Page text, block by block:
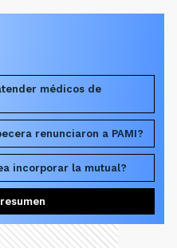
médicos de
renunciaron a PAMI?
incorporar la mutual?